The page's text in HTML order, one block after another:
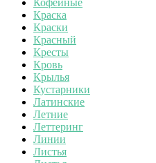
Краска
Краски
Красный
Кресты
Кровь
Крылья
Кустарники
Латинские
Летние
Леттеринг
Линии
Листья